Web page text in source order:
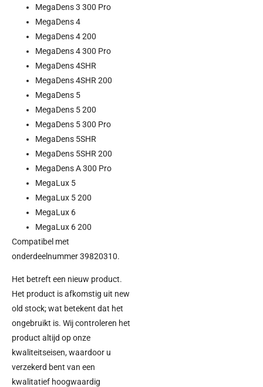
MegaDens 3 300 Pro
MegaDens 4
MegaDens 4 200
MegaDens 4 300 Pro
MegaDens 4SHR
MegaDens 4SHR 200
MegaDens 5
MegaDens 5 200
MegaDens 5 300 Pro
MegaDens 5SHR
MegaDens 5SHR 200
MegaDens A 300 Pro
MegaLux 5
MegaLux 5 200
MegaLux 6
MegaLux 6 200
Compatibel met
onderdeelnummer 39820310.
Het betreft een nieuw product.
Het product is afkomstig uit new
old stock; wat betekent dat het
ongebruikt is. Wij controleren het
product altijd op onze
kwaliteitseisen, waardoor u
verzekerd bent van een
kwalitatief hoogwaardig